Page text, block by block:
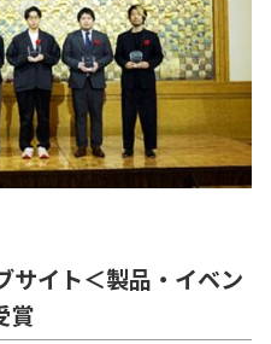
サイト＜製品・イベン
賞